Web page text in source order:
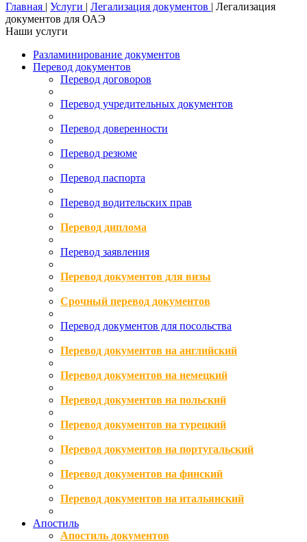
Главная | Услуги | Легализация документов | Легализация
документов для ОАЭ
Наши услуги
Разламинирование документов
Перевод документов
Перевод договоров
Перевод учредительных документов
Перевод доверенности
Перевод резюме
Перевод паспорта
Перевод водительских прав
Перевод диплома
Перевод заявления
Перевод документов для визы
Срочный перевод документов
Перевод документов для посольства
Перевод документов на английский
Перевод документов на немецкий
Перевод документов на польский
Перевод документов на турецкий
Перевод документов на португальский
Перевод документов на финский
Перевод документов на итальянский
Апостиль
Апостиль документов